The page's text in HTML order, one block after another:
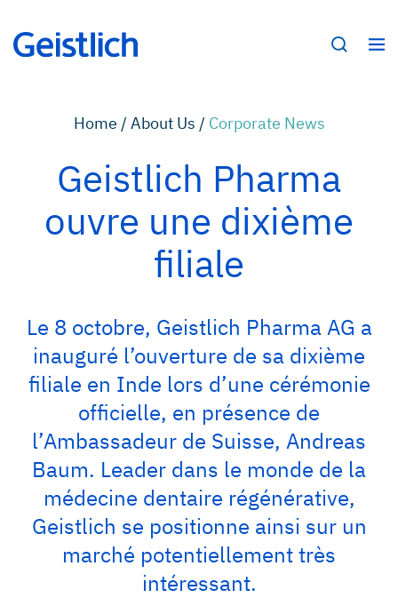
Home / About Us / Corporate News
Geistlich Pharma
ouvre une dixième
filiale
Le 8 octobre, Geistlich Pharma AG a
inauguré l’ouverture de sa dixième
filiale en Inde lors d’une cérémonie
officielle, en présence de
l’Ambassadeur de Suisse, Andreas
Baum. Leader dans le monde de la
médecine dentaire régénérative,
Geistlich se positionne ainsi sur un
marché potentiellement très
intéressant.